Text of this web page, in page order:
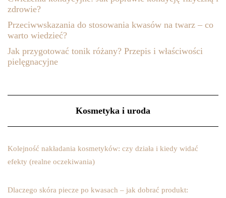
zdrowie?
Przeciwwskazania do stosowania kwasów na twarz – co
warto wiedzieć?
Jak przygotować tonik różany? Przepis i właściwości
pielęgnacyjne
Kosmetyka i uroda
Kolejność nakładania kosmetyków: czy działa i kiedy widać
efekty (realne oczekiwania)
Dlaczego skóra piecze po kwasach – jak dobrać produkt: